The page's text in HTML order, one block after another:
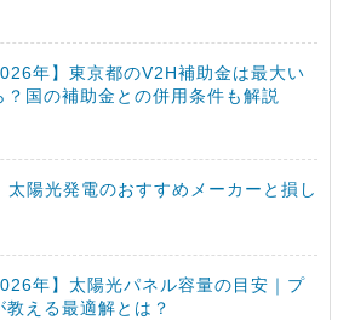
年】東京都のV2H補助金は最大い
？国の補助金との併用条件も解説
太陽光発電のおすすめメーカーと損し
年】太陽光パネル容量の目安｜プ
教える最適解とは？